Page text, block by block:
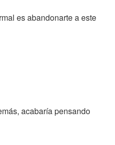
es abandonarte a este
acabaría pensando